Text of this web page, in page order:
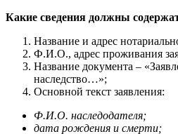
Какие сведения должны
Название и адрес
Ф.И.О., адрес проживания
Название документа –
наследство…»;
Основной текст заявления:
Ф.И.О. наследодателя;
дата рождения и смерти;